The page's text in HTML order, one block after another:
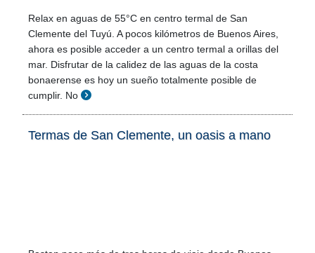
Relax en aguas de 55°C en centro termal de San
Clemente del Tuyú. A pocos kilómetros de Buenos Aires,
ahora es posible acceder a un centro termal a orillas del
mar. Disfrutar de la calidez de las aguas de la costa
bonaerense es hoy un sueño totalmente posible de
cumplir. No
Termas de San Clemente, un oasis a mano